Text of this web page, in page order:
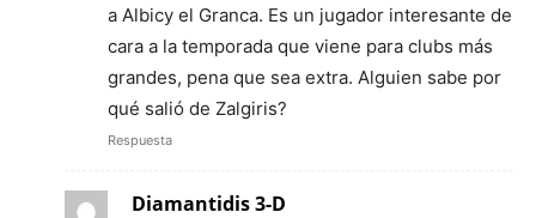
a Albicy el Granca. Es un jugador interesante de
cara a la temporada que viene para clubs más
grandes, pena que sea extra. Alguien sabe por
qué salió de Zalgiris?
Respuesta
Diamantidis 3-D